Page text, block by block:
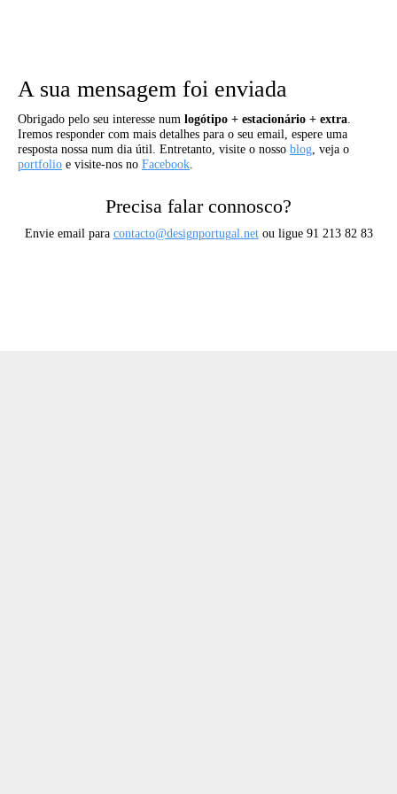
A sua mensagem foi enviada
Obrigado pelo seu interesse num logótipo + estacionário + extra.
Iremos responder com mais detalhes para o seu email, espere uma
resposta nossa num dia útil. Entretanto, visite o nosso blog, veja o
portfolio e visite-nos no Facebook.
Precisa falar connosco?
Envie email para contacto@designportugal.netou ligue 91 213 82 83